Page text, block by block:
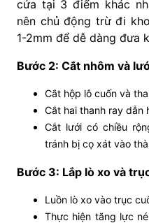
cửa tại 3 điểm khác
nên chủ động trừ đi
1-2mm để dễ dàng đưa
Bước 2: Cắt nhôm và
Cắt hộp lô cuốn và
Cắt hai thanh ray dẫn
Cắt lưới có chiều
tránh bị cọ xát vào
Bước 3: Lắp lò xo và
Luồn lò xo vào trục
Thực hiện tăng lực